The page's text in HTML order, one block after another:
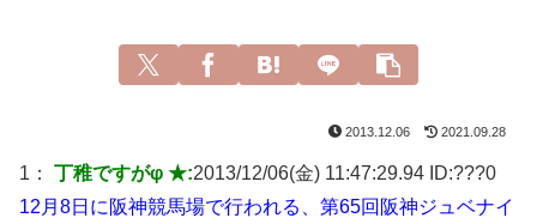
2013.12.06 2021.09.28
1： 丁稚ですがφ ★:2013/12/06(金) 11:47:29.94 ID:???0
12月8日に阪神競馬場で行われる、第65回阪神ジュベナイ